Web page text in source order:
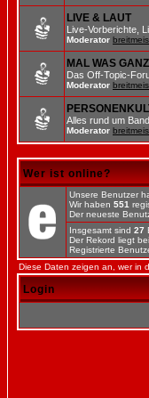
LIVE & LAUT
Live-Vorberichte,
Moderator
MAL WAS
Das Off-Topic-
Moderator
Alles rund um
Moderator
Wer ist online?
Unsere Benutzer
Wir haben 551
Der neueste
Insgesamt sind 27
Der Rekord liegt bei
Registrierte
Diese Daten zeigen an, wer in
Login